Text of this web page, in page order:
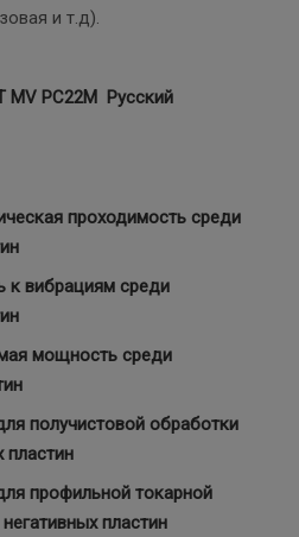
и т.д).
MV PC22M Русский
проходимость среди
к вибрациям среди
мощность среди
получистовой обработки
пластин
профильной токарной
пластин